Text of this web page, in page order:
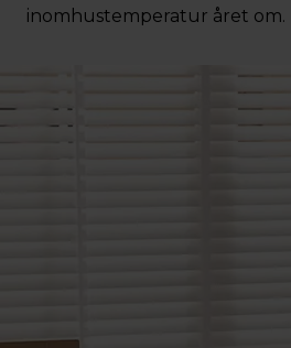
inomhustemperatur året om.